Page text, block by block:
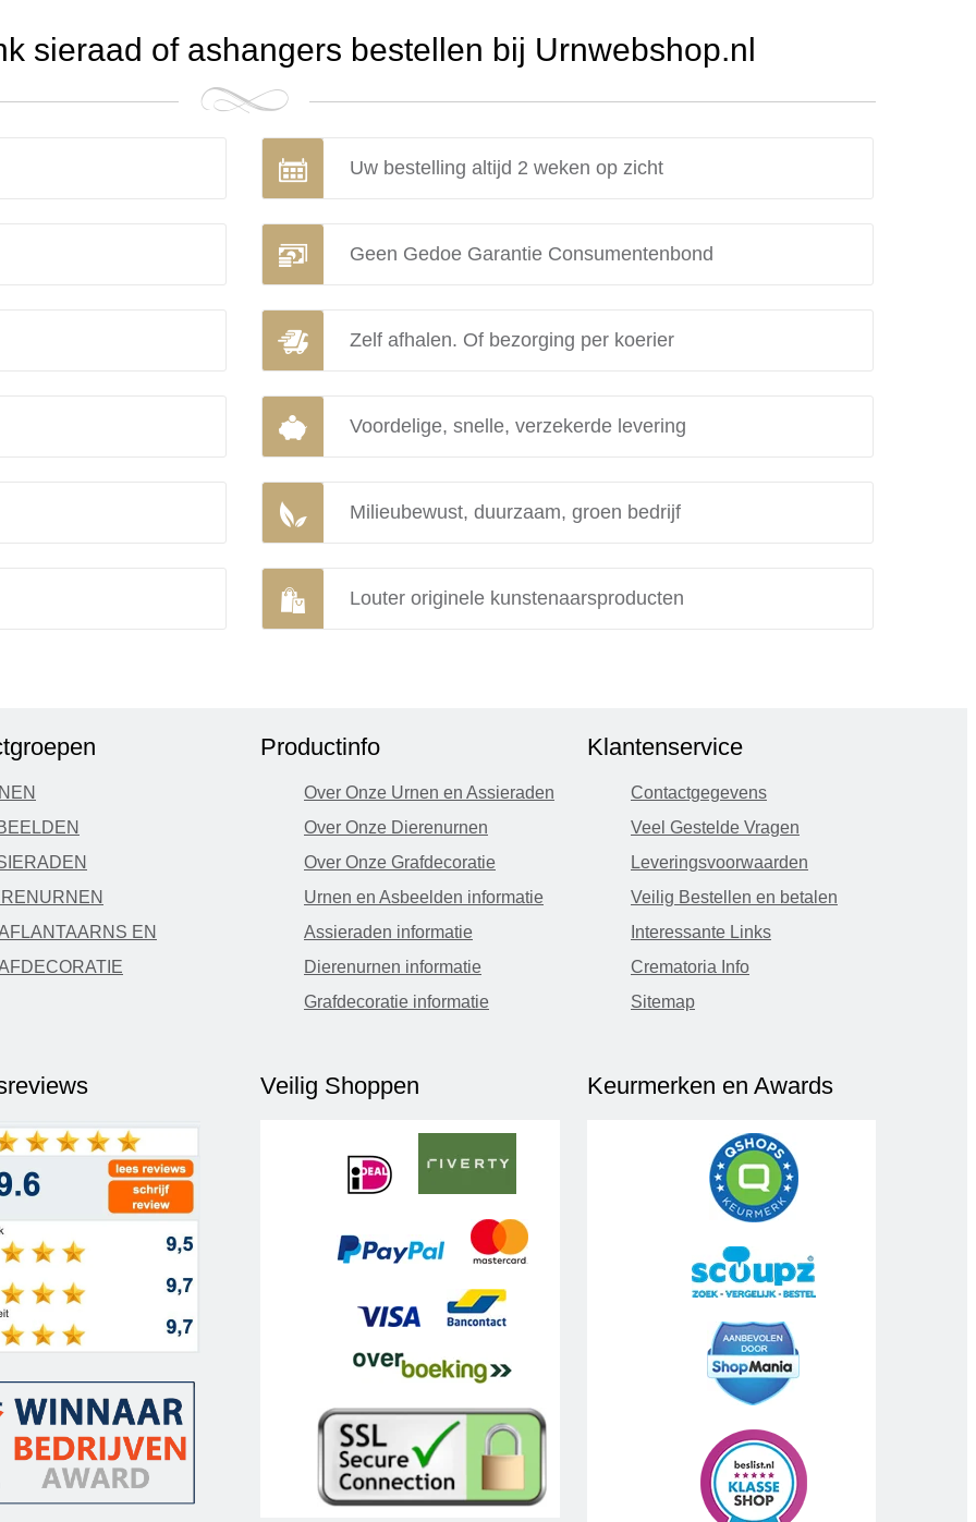
sieraad of ashangers bestellen bij Urnwebshop.nl
Uw bestelling altijd 2 weken op zicht
Geen Gedoe Garantie Consumentenbond
Zelf afhalen. Of bezorging per koerier
Voordelige, snelle, verzekerde levering
Milieubewust, duurzaam, groen bedrijf
Louter originele kunstenaarsproducten
EN
Productinfo
Over Onze Urnen en Assieraden
Over Onze Dierenurnen
Over Onze Grafdecoratie
Urnen en Asbeelden informatie
Assieraden informatie
Dierenurnen informatie
Grafdecoratie informatie
Klantenservice
Contactgegevens
Veel Gestelde Vragen
Leveringsvoorwaarden
Veilig Bestellen en betalen
Interessante Links
Crematoria Info
Sitemap
Veilig Shoppen Keurmerken en Awards